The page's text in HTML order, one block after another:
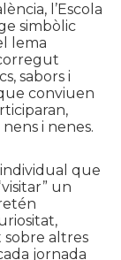
l’Escola
simbòlic
lema
sabors i
conviuen
i nenes.
que
un
altres
jornada